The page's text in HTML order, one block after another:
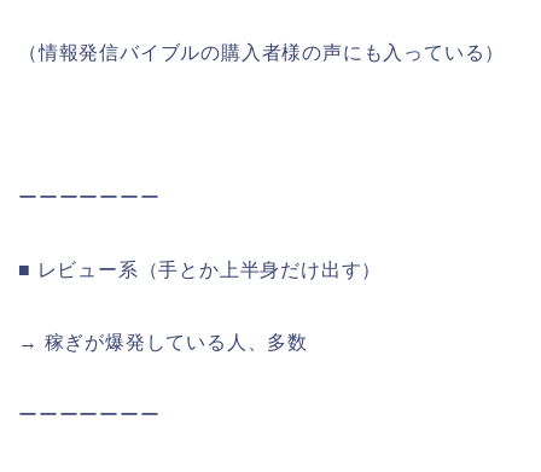
（情報発信バイブルの購入者様の声にも入っている）
ーーーーーーー
■ レビュー系（手とか上半身だけ出す）
→ 稼ぎが爆発している人、多数
ーーーーーーー